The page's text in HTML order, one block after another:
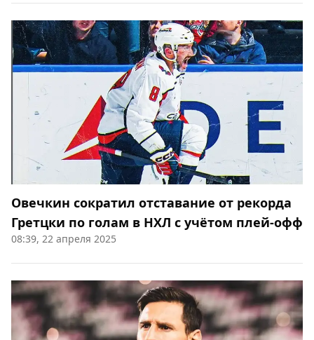
Овечкин сократил отставание от рекорда
Гретцки по голам в НХЛ с учётом плей-офф
08:39, 22 апреля 2025